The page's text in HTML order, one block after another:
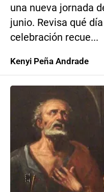
una nueva jornada
junio. Revisa qué
celebración recue...
Kenyi Peña Andrade